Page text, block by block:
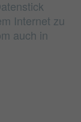
Internet zu
auch in